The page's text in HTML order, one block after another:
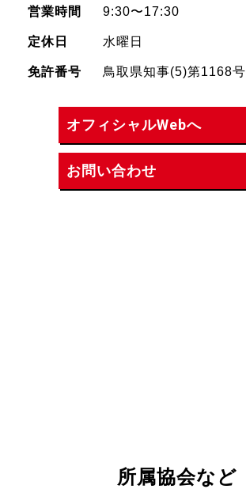
営業時間 9:30〜17:30
定休日 水曜日
免許番号 鳥取県知事(5)第1168号
オフィシャルWebへ
お問い合わせ
所属協会など